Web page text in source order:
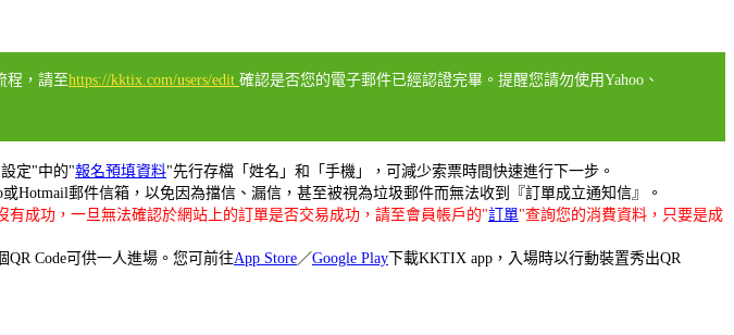
程，請至https://kktix.com/users/edit 確認是否您的電子郵件已經認證完畢。提醒您請勿使用Yahoo、
定"中的"報名預填資料"先行存檔「姓名」和「手機」，可減少索票時間快速進行下一步。
郵件信箱，以免因為擋信、漏信，甚至被視為垃圾郵件而無法收到『訂單成立通知信』。
有成功，一旦無法確認於網站上的訂單是否交易成功，請至會員帳戶的"訂單"查詢您的消費資料，只要是成
Code可供一人進場。您可前往App Store／Google Play 下載KKTIX app，入場時以行動裝置秀出QR